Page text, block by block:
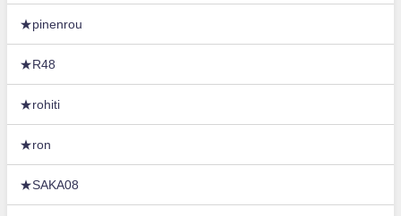
★pinenrou
★R48
★rohiti
★ron
★SAKA08